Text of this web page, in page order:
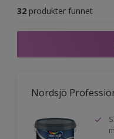
32 produkter funnet
Nordsjö